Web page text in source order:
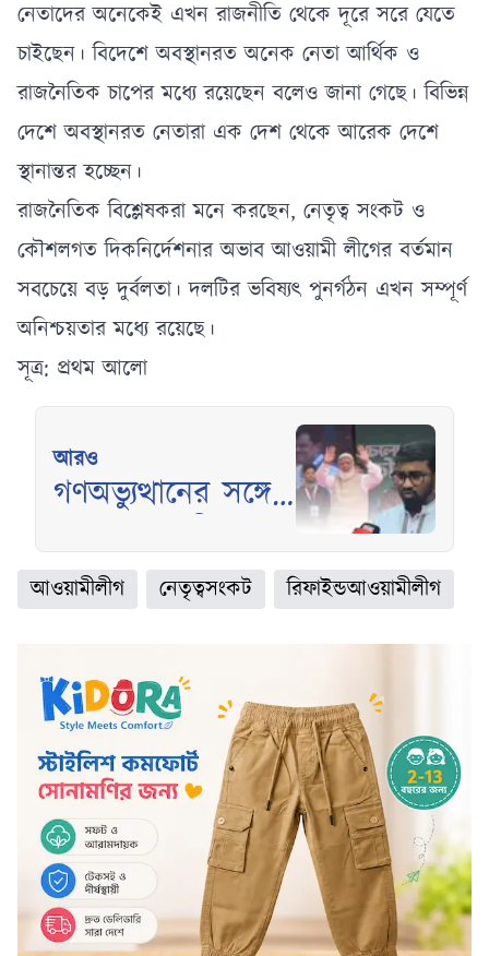
নেতাদের অনেকেই এখন রাজনীতি থেকে দূরে সরে যেতে
চাইছেন। বিদেশে অবস্থানরত অনেক নেতা আর্থিক ও
রাজনৈতিক চাপের মধ্যে রয়েছেন বলেও জানা গেছে। বিভিন্ন
দেশে অবস্থানরত নেতারা এক দেশ থেকে আরেক দেশে
স্থানান্তর হচ্ছেন।
রাজনৈতিক বিশ্লেষকরা মনে করছেন, নেতৃত্ব সংকট ও
কৌশলগত দিকনির্দেশনার অভাব আওয়ামী লীগের বর্তমান
সবচেয়ে বড় দুর্বলতা। দলটির ভবিষ্যৎ পুনর্গঠন এখন সম্পূর্ণ
অনিশ্চয়তার মধ্যে রয়েছে।
সূত্র: প্রথম আলো
আরও
গণঅভ্যুত্থানের সঙ্গে
জামায়াতের
আমিরের: রাশেদ
আওয়ামীলীগ নেতৃত্বসংকট রিফাইন্ডআওয়ামীলীগ